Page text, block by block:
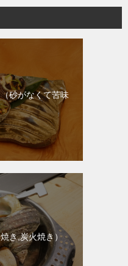
砂がなくて苦味
き,炭火焼き）